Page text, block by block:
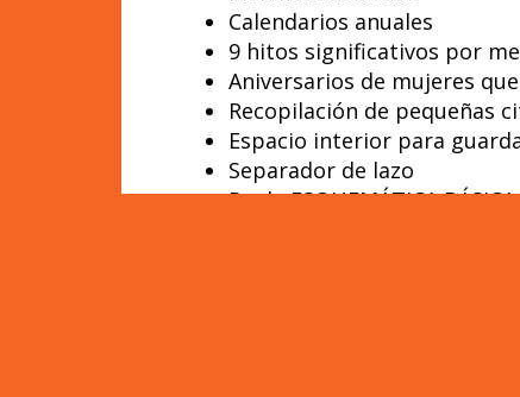
Calendarios anuales
9 hitos significativos por
Aniversarios de mujeres
Recopilación de pequeñas
Espacio interior para
Separador de lazo
Regla ESQUEMÁTICA